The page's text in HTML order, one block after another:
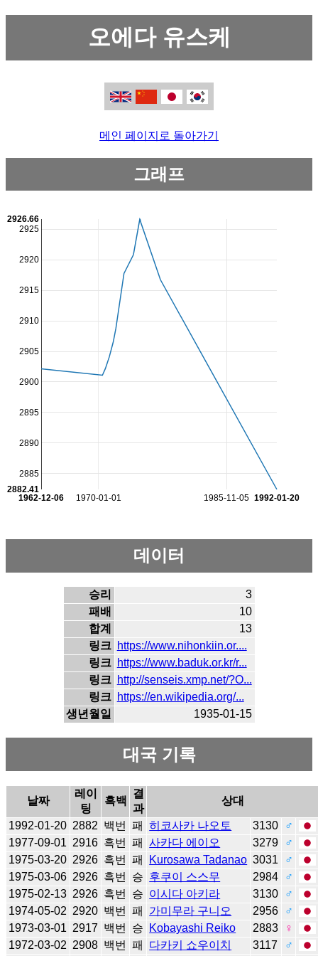
오에다 유스케
메인 페이지로 돌아가기
그래프
1970-01-01 1985-11-05
1962-12-06 1992-01-20
2885
2890
2895
2900
2905
2910
2915
2920
2925
2882.41
2926.66
데이터
승리
3
패배
10
합계
13
링크 https://www.nihonkiin.or....
링크 https://www.baduk.or.kr/r...
링크 http://senseis.xmp.net/?O...
링크 https://en.wikipedia.org/...
생년월일
1935-01-15
대국 기록
날짜
레이
팅
흑백
결
과
상대
1992-01-20 2882 백번 패 히코사카 나오토 3130
♂
1977-09-01 2916 흑번 패 사카다 에이오 3279
♂
1975-03-20 2926 흑번 패 Kurosawa Tadanao 3031
♂
1975-03-06 2926 흑번 승 후쿠이 스스무 2984
♂
1975-02-13 2926 흑번 승 이시다 아키라 3130
♂
1974-05-02 2920 백번 패 가미무라 구니오 2956
♂
1973-03-01 2917 백번 승 Kobayashi Reiko 2883
♀
1972-03-02 2908 백번 패 다카키 쇼우이치 3117
♂